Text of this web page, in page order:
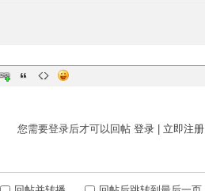
您需要登录后才可以回帖 登录| 立即注册